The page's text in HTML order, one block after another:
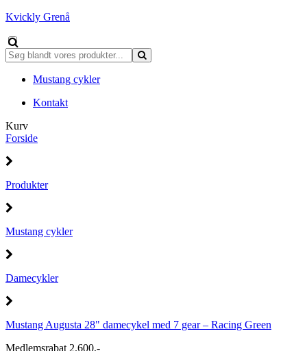
Kvickly Grenå
Mustang cykler
Kontakt
Kurv
Forside
Produkter
Mustang cykler
Damecykler
Mustang Augusta 28" damecykel med 7 gear – Racing Green
Medlemsrabat 2.600,-